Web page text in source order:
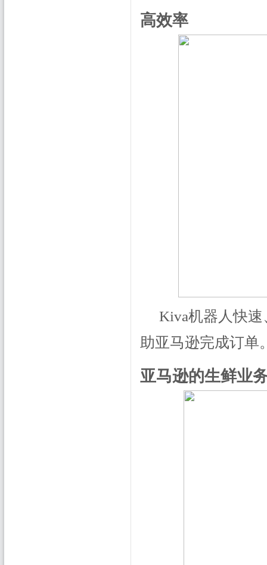
高效率
Kiva机器人快
助亚马逊完成订单
亚马逊的生鲜业